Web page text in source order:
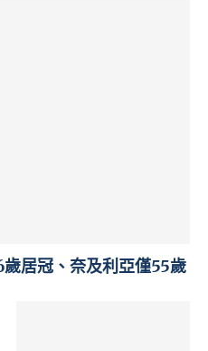
居冠、奈及利亞僅55歲